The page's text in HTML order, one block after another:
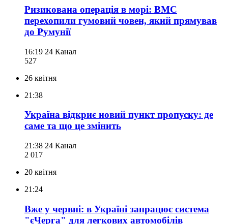
Ризикована операція в морі: ВМС
перехопили гумовий човен, який прямував
до Румунії
16:19 24 Канал
527
26 квітня
21:38
Україна відкриє новий пункт пропуску: де
саме та що це змінить
21:38 24 Канал
2 017
20 квітня
21:24
Вже у червні: в Україні запрацює система
"єЧерга" для легкових автомобілів